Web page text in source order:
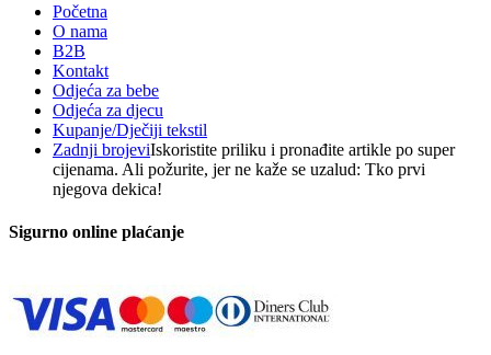
Početna
O nama
B2B
Kontakt
Odjeća za bebe
Odjeća za djecu
Kupanje/Dječiji tekstil
Zadnji brojeviIskoristite priliku i pronađite artikle po super
cijenama. Ali požurite, jer ne kaže se uzalud: Tko prvi
njegova dekica!
Sigurno online plaćanje